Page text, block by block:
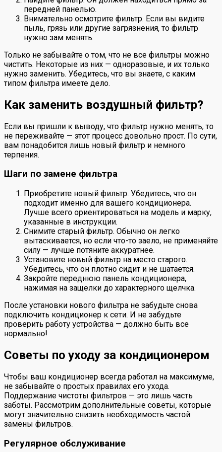
передней панелью.
Внимательно осмотрите фильтр. Если вы видите
пыль, грязь или другие загрязнения, то фильтр
нужно зам менять.
Только не забывайте о том, что не все фильтры можно
чистить. Некоторые из них — одноразовые, и их только
нужно заменить. Убедитесь, что вы знаете, с каким
типом фильтра имеете дело.
Как заменить воздушный фильтр?
Если вы пришли к выводу, что фильтр нужно менять, то
не переживайте — этот процесс довольно прост. По сути,
вам понадобится лишь новый фильтр и немного
терпения.
Шаги по замене фильтра
Приобретите новый фильтр. Убедитесь, что он
подходит именно для вашего кондиционера.
Лучше всего ориентироваться на модель и марку,
указанные в инструкции.
Снимите старый фильтр. Обычно он легко
вытаскивается, но если что-то заело, не применяйте
силу — лучше потяните аккуратнее.
Установите новый фильтр на место старого.
Убедитесь, что он плотно сидит и не шатается.
Закройте переднюю панель кондиционера,
нажимая на защелки до характерного щелчка.
После установки нового фильтра не забудьте снова
подключить кондиционер к сети. И не забудьте
проверить работу устройства — должно быть все
нормально!
Советы по уходу за кондиционером
Чтобы ваш кондиционер всегда работал на максимуме,
не забывайте о простых правилах его ухода.
Поддержание чистоты фильтров — это лишь часть
заботы. Рассмотрим дополнительные советы, которые
могут значительно снизить необходимость частой
замены фильтров.
Регулярное обслуживание